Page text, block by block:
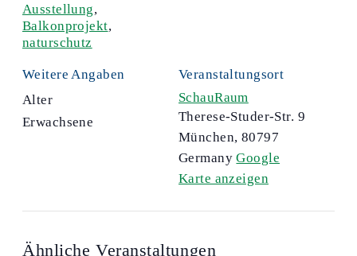
Ausstellung,
Balkonprojekt,
naturschutz
Veranstaltungsort
SchauRaum
Therese-Studer-Str. 9
München, 80797
Germany Google
Karte anzeigen
Weitere Angaben
Alter
Erwachsene
Ähnliche Veranstaltungen